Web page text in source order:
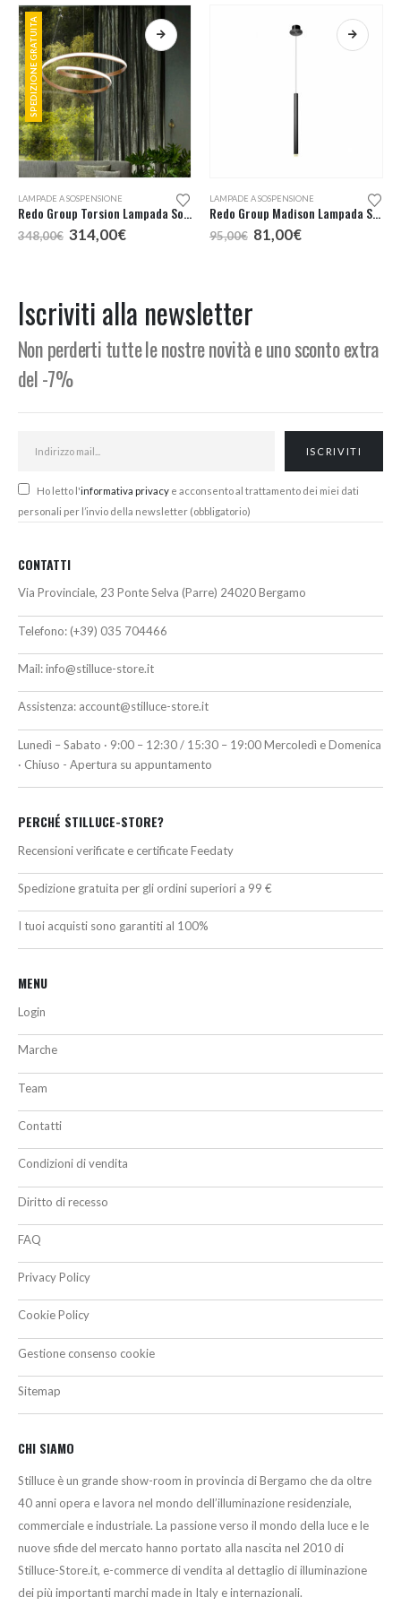
SPEDIZIONE GRATUITA
LAMPADE A SOSPENSIONE
Redo Group Torsion Lampada Sospensione LED 74
348,00€ Il
prezzo
314,00€Il
LAMPADE A SOSPENSIONE
Redo Group Madison Lampada Sospensione Led Singola
95,00€ Il
prezzo
81,00€Il
Iscriviti alla newsletter
Non perderti tutte le nostre novità e uno sconto extra
del -7%
Ho letto l'informativa privacy e acconsento al trattamento dei miei dati
personali per l’invio della newsletter (obbligatorio)
CONTATTI
Via Provinciale, 23 Ponte Selva (Parre) 24020 Bergamo
Telefono: (+39) 035 704466
Mail:info@stilluce-store.it
Assistenza: account@stilluce-store.it
Lunedì – Sabato · 9:00 – 12:30 / 15:30 – 19:00 Mercoledì e Domenica
· Chiuso - Apertura su appuntamento
PERCHÉ STILLUCE-STORE?
Recensioni verificate e certificate Feedaty
Spedizione gratuita per gli ordini superiori a 99 €
I tuoi acquisti sono garantiti al 100%
MENU
Login
Marche
Team
Contatti
Condizioni di vendita
Diritto di recesso
FAQ
Privacy Policy
Cookie Policy
Gestione consenso cookie
Sitemap
CHI SIAMO
Stilluce è un grande show-room in provincia di Bergamo che da oltre
40 anni opera e lavora nel mondo dell’illuminazione residenziale,
commerciale e industriale. La passione verso il mondo della luce e le
nuove sfide del mercato hanno portato alla nascita nel 2010 di
Stilluce-Store.it, e-commerce di vendita al dettaglio di illuminazione
dei più importanti marchi made in Italy e internazionali.